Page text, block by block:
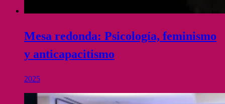
Mesa redonda: Psicología, feminismo
y anticapacitismo
2025